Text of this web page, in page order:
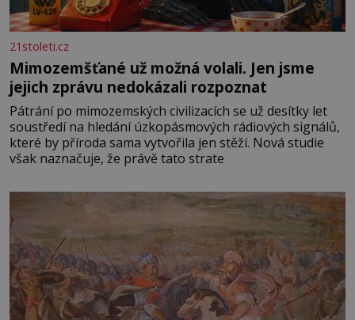
21stoleti.cz
Mimozemšťané už možná volali. Jen jsme
jejich zprávu nedokázali rozpoznat
Pátrání po mimozemských civilizacích se už desítky let
soustředí na hledání úzkopásmových rádiových signálů,
které by příroda sama vytvořila jen stěží. Nová studie
však naznačuje, že právě tato strate